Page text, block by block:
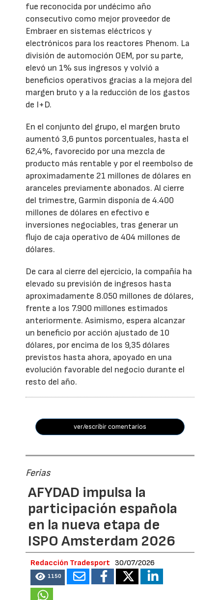
fue reconocida por undécimo año
consecutivo como mejor proveedor de
Embraer en sistemas eléctricos y
electrónicos para los reactores Phenom. La
división de automoción OEM, por su parte,
elevó un 1% sus ingresos y volvió a
beneficios operativos gracias a la mejora del
margen bruto y a la reducción de los gastos
de I+D.
En el conjunto del grupo, el margen bruto
aumentó 3,6 puntos porcentuales, hasta el
62,4%, favorecido por una mezcla de
producto más rentable y por el reembolso de
aproximadamente 21 millones de dólares en
aranceles previamente abonados. Al cierre
del trimestre, Garmin disponía de 4.400
millones de dólares en efectivo e
inversiones negociables, tras generar un
flujo de caja operativo de 404 millones de
dólares.
De cara al cierre del ejercicio, la compañía ha
elevado su previsión de ingresos hasta
aproximadamente 8.050 millones de dólares,
frente a los 7.900 millones estimados
anteriormente. Asimismo, espera alcanzar
un beneficio por acción ajustado de 10
dólares, por encima de los 9,35 dólares
previstos hasta ahora, apoyado en una
evolución favorable del negocio durante el
resto del año.
ver/escribir comentarios
Ferias
AFYDAD impulsa la
participación española
en la nueva etapa de
ISPO Amsterdam 2026
Redacción Tradesport 30/07/2026
1150